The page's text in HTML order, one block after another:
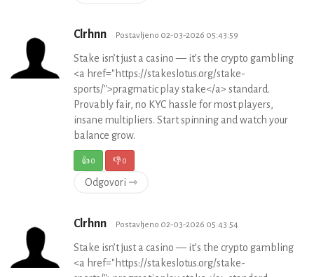
Clrhnn Postavljeno 02-03-2026 05:43:59
Stake isn’t just a casino — it’s the crypto gambling
<a href="https://stakeslotus.org/stake-
sports/">pragmatic play stake</a> standard.
Provably fair, no KYC hassle for most players,
insane multipliers. Start spinning and watch your
balance grow.
👍0 👎0
Odgovori ⇾
Clrhnn Postavljeno 02-03-2026 05:43:54
Stake isn’t just a casino — it’s the crypto gambling
<a href="https://stakeslotus.org/stake-